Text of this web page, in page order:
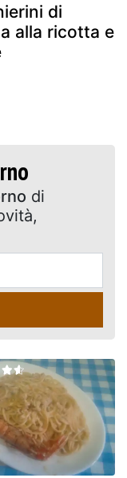
di
alla ricotta e
di